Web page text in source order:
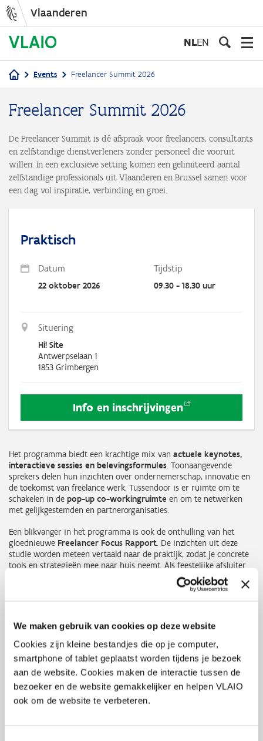
We maken gebruik van cookies op deze website
Cookies zijn kleine bestandjes die op je computer,
smartphone of tablet geplaatst worden tijdens je bezoek
aan de website. Cookies maken de interactie tussen de
bezoeker en de website gemakkelijker en helpen VLAIO
ook om de website te verbeteren.
Vlaanderen
NLEN
Events Freelancer Summit 2026
Freelancer Summit 2026
De Freelancer Summit is dé afspraak voor freelancers, consultants
en zelfstandige dienstverleners zonder personeel die vooruit
willen. In een exclusieve setting komen een gelimiteerd aantal
zelfstandige professionals uit Vlaanderen en Brussel samen voor
een dag vol inspiratie, verbinding en groei.
Praktisch
Datum Tijdstip
22 oktober 2026 09.30 - 18.30 uur
Situering
Hi! Site
Antwerpselaan 1
1853 Grimbergen
Info en inschrijvingen
Het programma biedt een krachtige mix van actuele keynotes,
interactieve sessies en belevingsformules. Toonaangevende
sprekers delen hun inzichten over ondernemerschap, innovatie en
de toekomst van freelance werk. Tussendoor is er ruimte om te
schakelen in de pop-up co-workingruimte en om te netwerken
met gelijkgestemden en partnerorganisaties.
Een blikvanger in het programma is ook de onthulling van het
gloednieuwe Freelancer Focus Rapport. De inzichten uit deze
studie worden meteen vertaald naar de praktijk, zodat je concrete
tools en strategieën mee naar huis neemt. Als feestelijke afsluiter
Freelancer van het Jaar’, waarbij
inspirerende verhalen en best practices in de spotlights worden
De Freelancer Summit is meer dan een evenement: het is een
ervaring. Een plek waar je springt, groeit en sterker landt. Durf jij
de sprong te wagen? Dit jaarlijks evenement wordt georganiseerd
door UNIZO en Nextconomy.
Uiterste
inschrijvingsdatum
20 oktober 2026